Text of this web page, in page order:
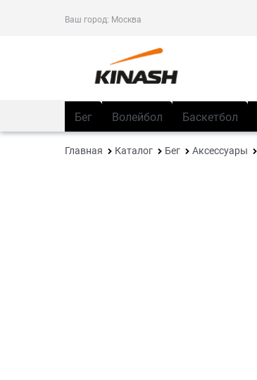
Ваш город: Москва
Бег Волейбол Баскетбол
Главная Каталог Бег Аксессуары